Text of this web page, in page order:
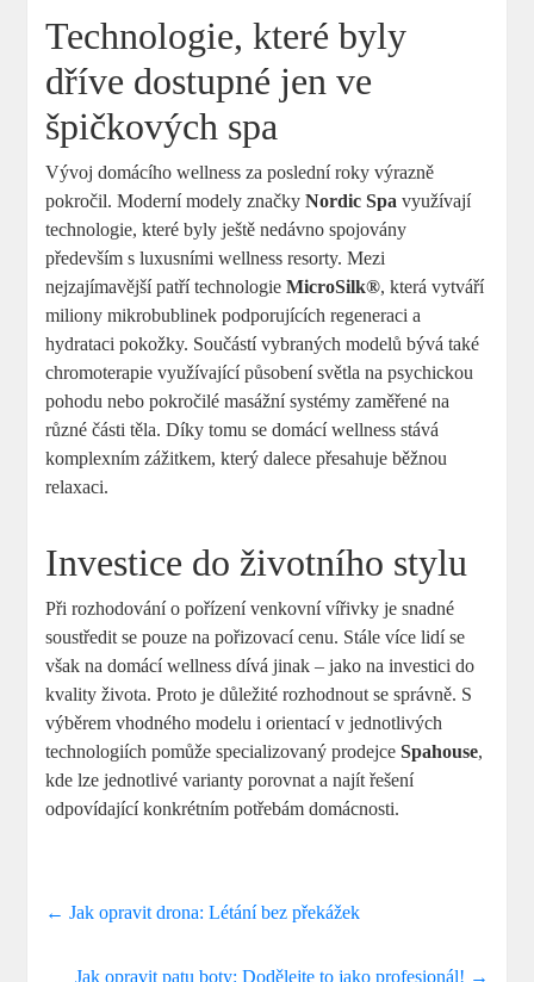
Technologie, které byly
dříve dostupné jen ve
špičkových spa
Vývoj domácího wellness za poslední roky výrazně
pokročil. Moderní modely značkyNordic Spa využívají
technologie, které byly ještě nedávno spojovány
především s luxusními wellness resorty. Mezi
nejzajímavější patří technologieMicroSilk®, která vytváří
miliony mikrobublinek podporujících regeneraci a
hydrataci pokožky. Součástí vybraných modelů bývá také
chromoterapie využívající působení světla na psychickou
pohodu nebo pokročilé masážní systémy zaměřené na
různé části těla. Díky tomu se domácí wellness stává
komplexním zážitkem, který dalece přesahuje běžnou
relaxaci.
Investice do životního stylu
Při rozhodování o pořízení venkovní vířivky je snadné
soustředit se pouze na pořizovací cenu. Stále více lidí se
však na domácí wellness dívá jinak – jako na investici do
kvality života. Proto je důležité rozhodnout se správně. S
výběrem vhodného modelu i orientací v jednotlivých
technologiích pomůže specializovaný prodejceSpahouse,
kde lze jednotlivé varianty porovnat a najít řešení
odpovídající konkrétním potřebám domácnosti.
← Jak opravit drona: Létání bez překážek
Jak opravit patu boty: Dodělejte to jako profesionál! →